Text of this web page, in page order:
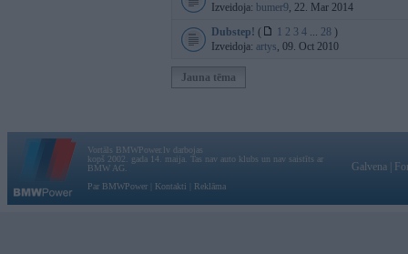
Izveidoja: bumer9, 22. Mar 2014
Dubstep! ( 1 2 3 4 ... 28 )
Izveidoja: artys, 09. Oct 2010
Jauna tēma
Vortāls BMWPower.lv darbojas
kopš 2002. gada 14. maija. Tas nav auto klubs un nav saistīts ar
BMW AG.
Par BMWPower
Kontakti Reklāma
Galvena